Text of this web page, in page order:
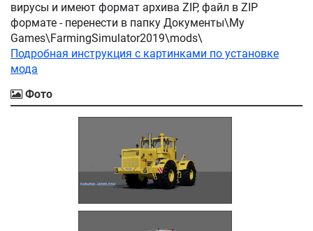
вирусы и имеют формат архива ZIP, файл в ZIP
формате - перенести в папку Документы\My
Games\FarmingSimulator2019\mods\
Подробная инструкция с картинками по установке
мода
Фото